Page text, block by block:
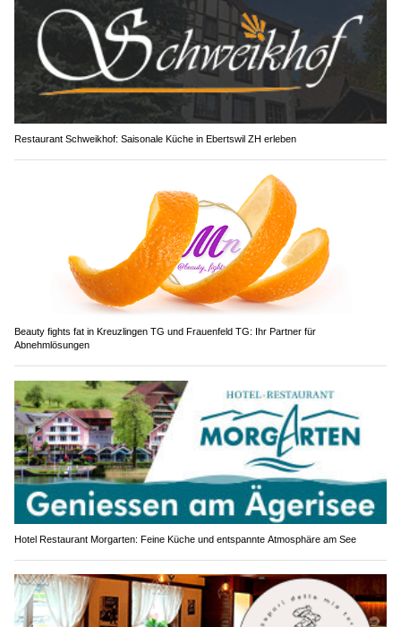
Restaurant Schweikhof: Saisonale Küche in Ebertswil ZH erleben
Beauty fights fat in Kreuzlingen TG und Frauenfeld TG: Ihr Partner für
Abnehmlösungen
Hotel Restaurant Morgarten: Feine Küche und entspannte Atmosphäre am See